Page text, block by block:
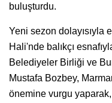
buluşturdu.
Yeni sezon dolayısıyla
Hali'nde balıkçı
Belediyeler Birliği ve
Mustafa Bozbey,
önemine vurgu